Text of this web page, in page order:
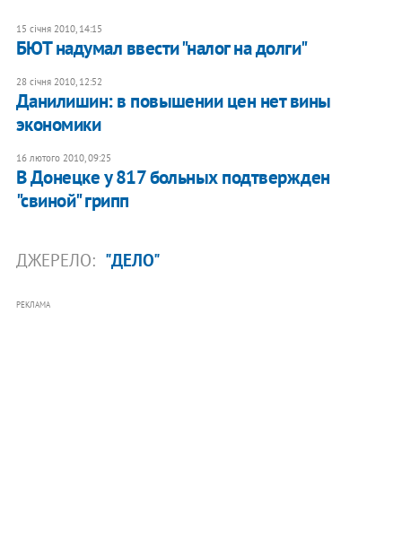
15 січня 2010, 14:15
БЮТ надумал ввести "налог на долги"
28 січня 2010, 12:52
Данилишин: в повышении цен нет вины
экономики
16 лютого 2010, 09:25
В Донецке у 817 больных подтвержден
"свиной" грипп
ДЖЕРЕЛО: "ДЕЛО"
РЕКЛАМА